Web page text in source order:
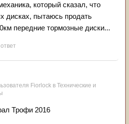
который сказал, что
дисках, пытаюсь продать
передние тормозные диски...
Fiorlock в Технические и
Трофи 2016